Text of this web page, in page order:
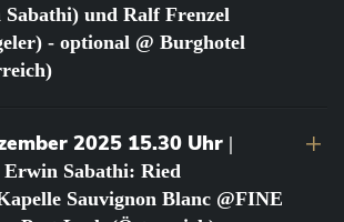
und Ralf Frenzel
- optional @ Burghotel
2025 15.30 Uhr |
Sabathi: Ried
Sauvignon Blanc @FINE